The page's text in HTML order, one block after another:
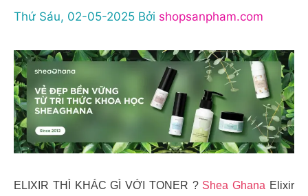
Thứ Sáu, 02-05-2025 Bởi shopsanpham.com
ELIXIR THÌ KHÁC GÌ VỚI TONER ? Shea Ghana Elixir